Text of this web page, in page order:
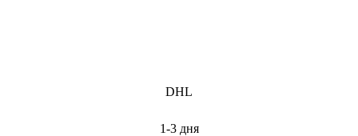
DHL
1-3 дня